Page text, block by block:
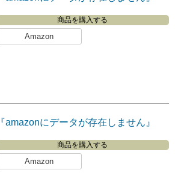
商品を購入する
Amazon
『amazonにデータが存在しません』
商品を購入する
Amazon